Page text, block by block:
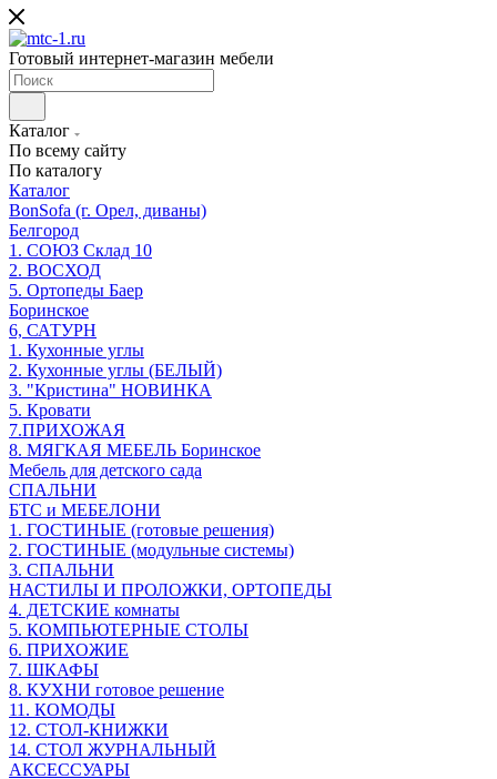
Готовый интернет-магазин мебели
Каталог
По всему сайту
По каталогу
Каталог
BonSofa (г. Орел, диваны)
Белгород
1. СОЮЗ Склад 10
2. ВОСХОД
5. Ортопеды Баер
Боринское
6, САТУРН
1. Кухонные углы
2. Кухонные углы (БЕЛЫЙ)
3. "Кристина" НОВИНКА
5. Кровати
7.ПРИХОЖАЯ
8. МЯГКАЯ МЕБЕЛЬ Боринское
Мебель для детского сада
СПАЛЬНИ
БТС и МЕБЕЛОНИ
1. ГОСТИНЫЕ (готовые решения)
2. ГОСТИНЫЕ (модульные системы)
3. СПАЛЬНИ
НАСТИЛЫ И ПРОЛОЖКИ, ОРТОПЕДЫ
4. ДЕТСКИЕ комнаты
5. КОМПЬЮТЕРНЫЕ СТОЛЫ
6. ПРИХОЖИЕ
7. ШКАФЫ
8. КУХНИ готовое решение
11. КОМОДЫ
12. СТОЛ-КНИЖКИ
14. СТОЛ ЖУРНАЛЬНЫЙ
АКСЕССУАРЫ